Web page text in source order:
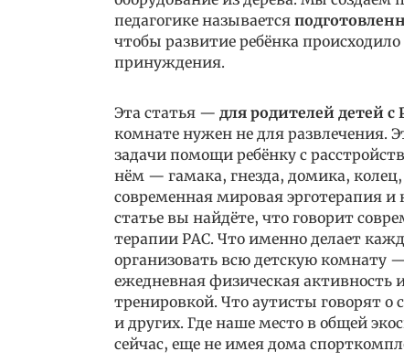
педагогике называется
чтобы развитие ребёнка происходило
принуждения.
Эта статья —для родителей детей с
комнате нужен не для развлечения.
задачи помощи ребёнку с
нём — гамака, гнезда, домика,
современная мировая эрготерапия
статье вы найдёте, что говорит
терапии РАС. Что именно делает
организовать всю детскую комнату
ежедневная физическая активность
тренировкой. Что аутисты говорят
и других. Где наше место в общей
сейчас, еще не имея дома